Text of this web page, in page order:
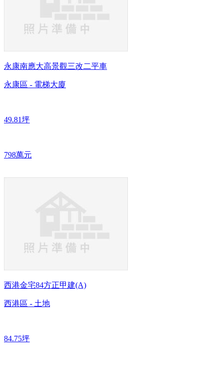
永康南應大高景觀三改二平車
永康區 - 電梯大廈
49.81坪
798萬元
西港金宅84方正甲建(A)
西港區 - 土地
84.75坪